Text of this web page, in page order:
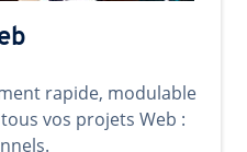
rapide, modulable
vos projets Web :